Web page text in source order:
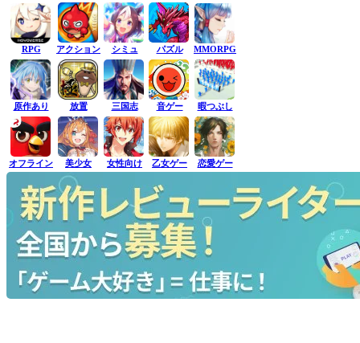
RPG アクション シミュ パズル MMORPG
原作あり 放置 三国志 音ゲー 暇つぶし
オフライン 美少女 女性向け 乙女ゲー 恋愛ゲー